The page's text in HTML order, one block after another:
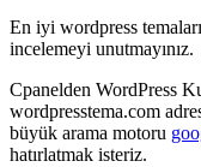
En iyi wordpress
incelemeyi unutmayınız.
Cpanelden WordPress
wordpresstema.com
büyük arama motoru
hatırlatmak isteriz.